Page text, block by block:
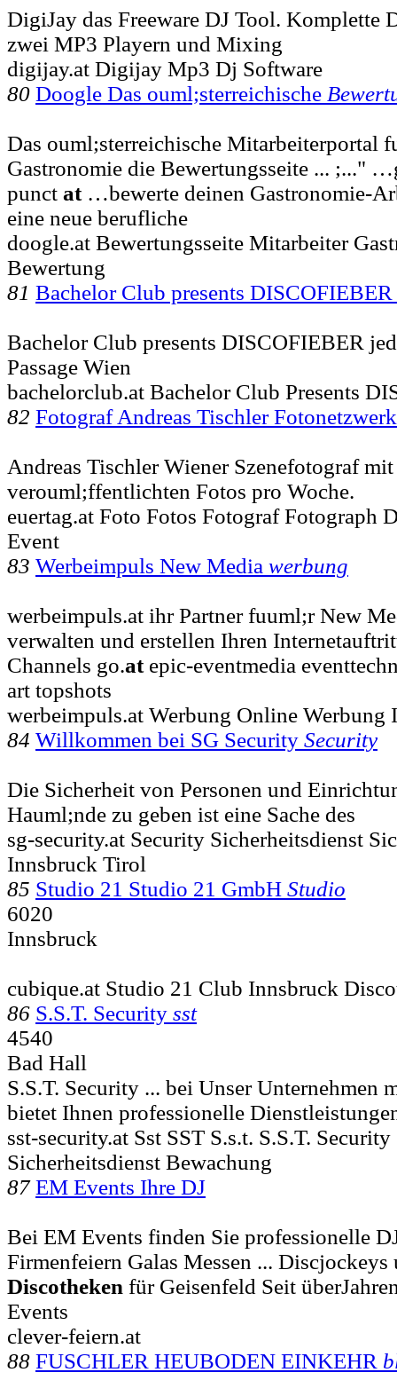
DigiJay das Freeware DJ Tool. Komplette
zwei MP3 Playern und Mixing
digijay.at Digijay Mp3 Dj Software
80 Doogle Das ouml;sterreichische
Das ouml;sterreichische Mitarbeiterportal
Gastronomie die Bewertungsseite ... ;..."
punct at…bewerte deinen Gastronomie-
eine neue berufliche
doogle.at Bewertungsseite Mitarbeiter
Bewertung
81 Bachelor Club presents DISCOFIEBER
Bachelor Club presents DISCOFIEBER
Passage Wien
bachelorclub.at Bachelor Club Presents
82 Fotograf Andreas Tischler
Andreas Tischler Wiener Szenefotograf
verouml;ffentlichten Fotos pro Woche.
euertag.at Foto Fotos Fotograf Fotograph
Event
83 Werbeimpuls New Media werbung
werbeimpuls.at ihr Partner fuuml;r New
verwalten und erstellen Ihren
Channels go.atepic-eventmedia
art topshots
werbeimpuls.at Werbung Online Werbung
84 Willkommen bei SG Security Security
Die Sicherheit von Personen und
Hauml;nde zu geben ist eine Sache des
sg-security.at Security Sicherheitsdienst
Innsbruck Tirol
85 Studio 21 Studio 21 GmbH Studio
6020
Innsbruck
cubique.at Studio 21 Club Innsbruck
86 S.S.T. Security sst
4540
Bad Hall
S.S.T. Security ... bei Unser Unternehmen
bietet Ihnen professionelle
sst-security.at Sst SST S.s.t. S.S.T.
Sicherheitsdienst Bewachung
87 EM Events Ihre DJ
Bei EM Events finden Sie professionelle
Firmenfeiern Galas Messen ...
Discotheken für Geisenfeld Seit
Events
clever-feiern.at
88 FUSCHLER HEUBODEN EINKEHR